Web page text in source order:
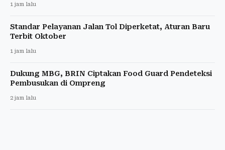
1 jam lalu
Standar Pelayanan Jalan Tol Diperketat, Aturan Baru
Terbit Oktober
1 jam lalu
Dukung MBG, BRIN Ciptakan Food Guard Pendeteksi
Pembusukan di Ompreng
2 jam lalu